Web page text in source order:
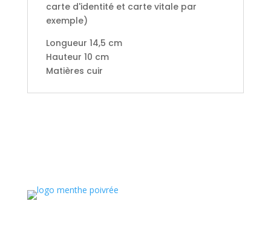
carte d'identité et carte vitale par
exemple)
Longueur 14,5 cm
Hauteur 10 cm
Matières cuir